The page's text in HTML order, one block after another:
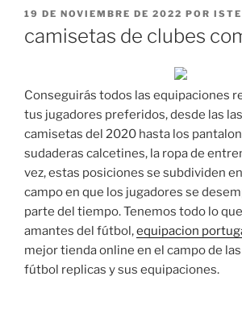
PUBLICADO
19 DE NOVIEMBRE DE 2022 POR
camisetas de clubes
Conseguirás todos las equipaciones
tus jugadores preferidos, desde las
camisetas del 2020 hasta los
sudaderas calcetines, la ropa de
vez, estas posiciones se subdividen
campo en que los jugadores se
parte del tiempo. Tenemos todo lo
amantes del fútbol,equipacion
mejor tienda online en el campo de
fútbol replicas y sus equipaciones.